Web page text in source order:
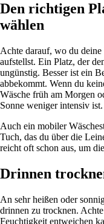
Den richtigen
wählen
Achte darauf, wo du
aufstellst. Ein Platz, der
ungünstig. Besser ist ein
abbekommt. Wenn du
Wäsche früh am Morgen
Sonne weniger intensiv ist.
Auch ein mobiler
Tuch, das du über die
reicht oft schon aus, um
Drinnen
An sehr heißen oder
drinnen zu trocknen.
Feuchtigkeit entweichen